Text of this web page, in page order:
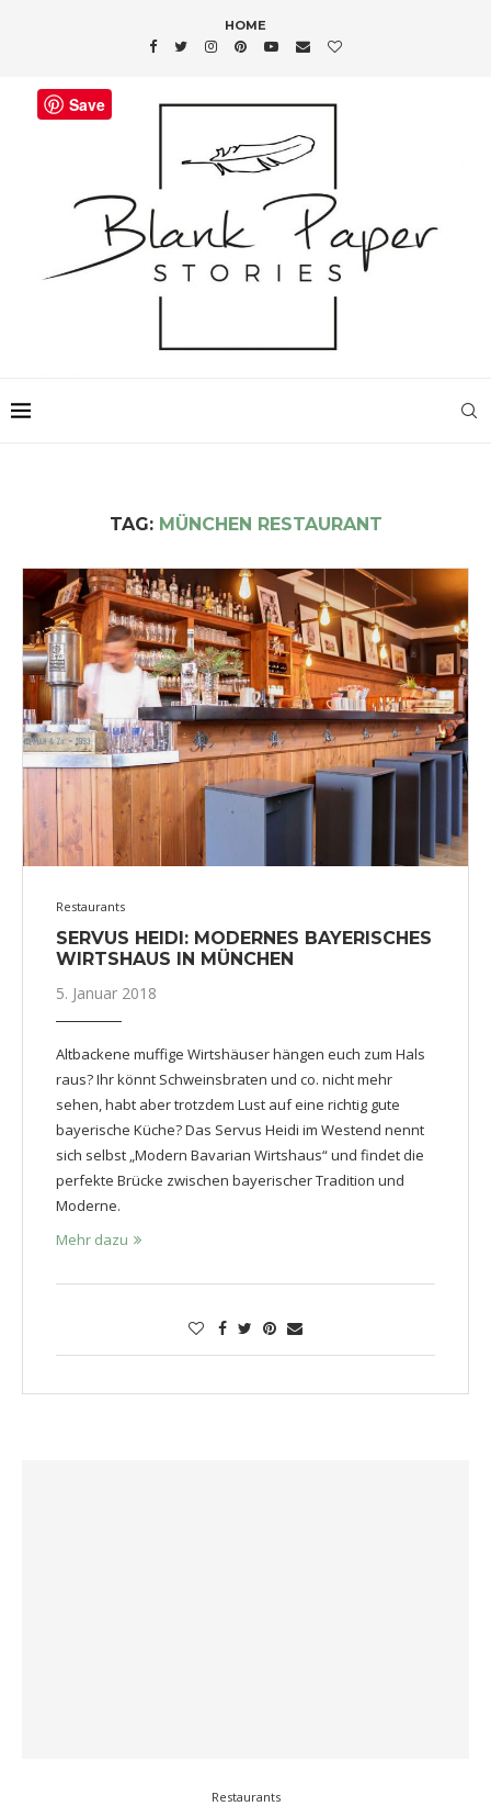
HOME
TAG: MÜNCHEN RESTAURANT
Restaurants
SERVUS HEIDI: MODERNES BAYERISCHES
WIRTSHAUS IN MÜNCHEN
5. Januar 2018
Altbackene muffige Wirtshäuser hängen euch zum Hals
raus? Ihr könnt Schweinsbraten und co. nicht mehr
sehen, habt aber trotzdem Lust auf eine richtig gute
bayerische Küche? Das Servus Heidi im Westend nennt
sich selbst „Modern Bavarian Wirtshaus“ und findet die
perfekte Brücke zwischen bayerischer Tradition und
Moderne.
Mehr dazu
Restaurants
Save